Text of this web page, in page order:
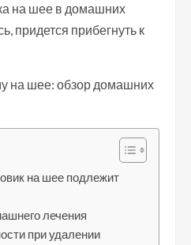
на шее в домашних
придется прибегнуть к
на шее подлежит
лечения
при удалении